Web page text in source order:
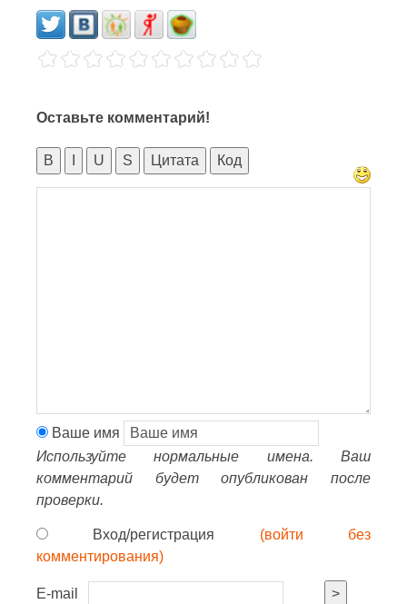
Оставьте комментарий!
B U S Цитата Код
Ваше имя
Используйте нормальные имена. Ваш
комментарий будет опубликован после
проверки.
Вход/регистрация (войти без
комментирования)
E-mail
>